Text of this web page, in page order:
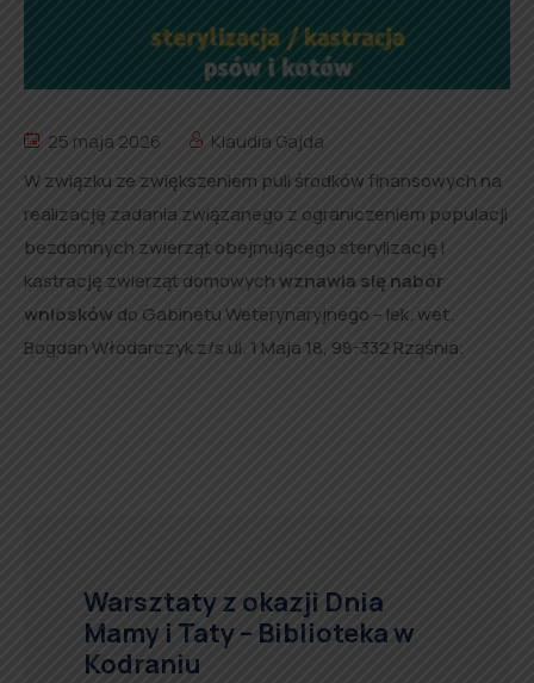
25 maja 2026
Klaudia Gajda
W związku ze zwiększeniem puli środków finansowych na
realizację zadania związanego z ograniczeniem populacji
bezdomnych zwierząt obejmującego sterylizację i
kastrację zwierząt domowychwznawia się nabór
wnioskówdo Gabinetu Weterynaryjnego – lek. wet.
Bogdan Włodarczyk z/s ul. 1 Maja 18, 98-332 Rząśnia.
Warsztaty z okazji Dnia
Mamy i Taty – Biblioteka w
Kodraniu